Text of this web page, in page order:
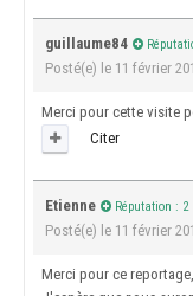
guillaume84
Posté(e) le 11 février
Merci pour cette visite
Citer
Etienne Réputation : 2
Posté(e) le 11 février
Merci pour ce reportage,